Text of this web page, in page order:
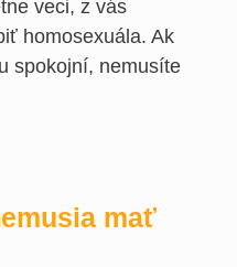
veci, z vás
homosexuála. Ak
spokojní, nemusíte
mať